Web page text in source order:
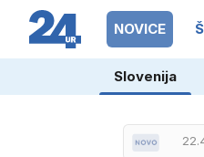
NOVICE
Slovenija